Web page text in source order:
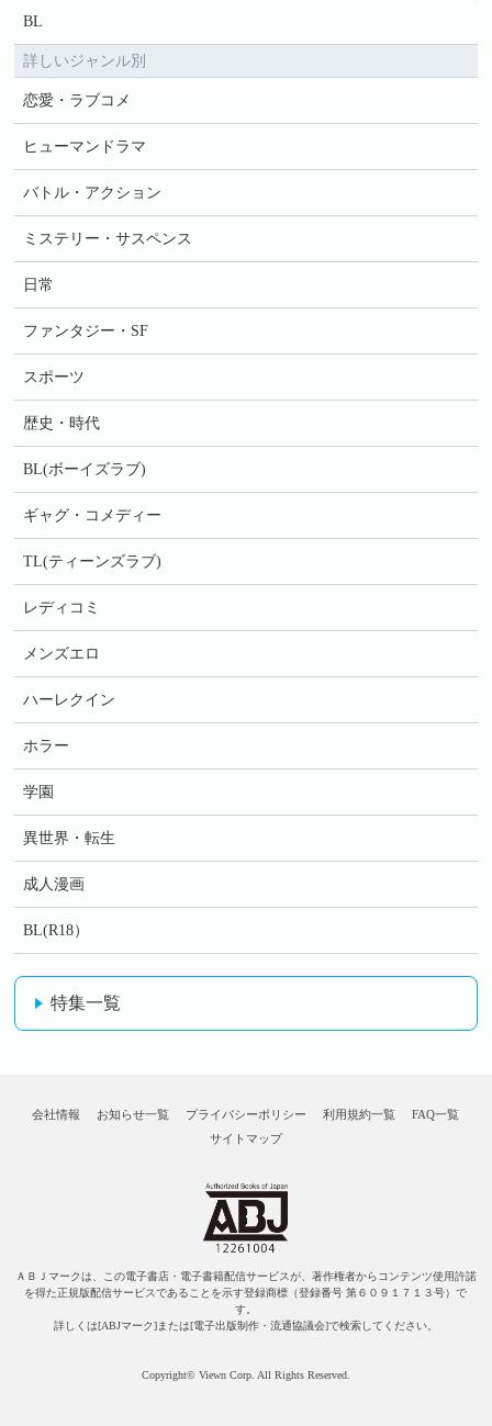
BL
詳しいジャンル別
恋愛・ラブコメ
ヒューマンドラマ
バトル・アクション
ミステリー・サスペンス
日常
ファンタジー・SF
スポーツ
歴史・時代
BL(ボーイズラブ)
ギャグ・コメディー
TL(ティーンズラブ)
レディコミ
メンズエロ
ハーレクイン
ホラー
学園
異世界・転生
成人漫画
BL(R18）
特集一覧
会社情報 お知らせ一覧 プライバシーポリシー 利用規約一覧
FAQ一覧
サイトマップ
ＡＢＪマークは、この電子書店・電子書籍配信サービスが、著作権者からコンテンツ使用許諾
を得た正規版配信サービスであることを示す登録商標（登録番号 第６０９１７１３号）で
す。
詳しくは[ABJマーク]または[電子出版制作・流通協議会]で検索してください。
Copyright© Viewn Corp. All Rights Reserved.